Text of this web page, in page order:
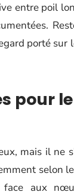
entre poil
porté sur
pour le
mais il ne
selon
face aux